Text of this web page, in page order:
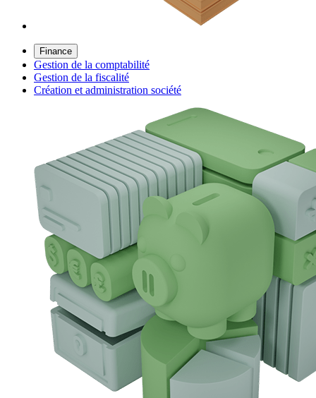
Finance
Gestion de la comptabilité
Gestion de la fiscalité
Création et administration société